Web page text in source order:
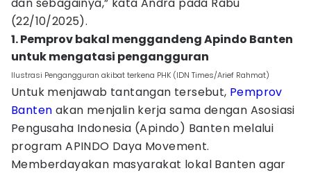
(22/10/2025).
1. Pemprov bakal menggandeng Apindo Banten
untuk mengatasi pengangguran
Ilustrasi Pengangguran akibat terkena PHK (IDN Times/Arief Rahmat)
Untuk menjawab tantangan tersebut, Pemprov
Banten akan menjalin kerja sama dengan Asosiasi
Pengusaha Indonesia (Apindo) Banten melalui
program APINDO Daya Movement.
Memberdayakan masyarakat lokal Banten agar